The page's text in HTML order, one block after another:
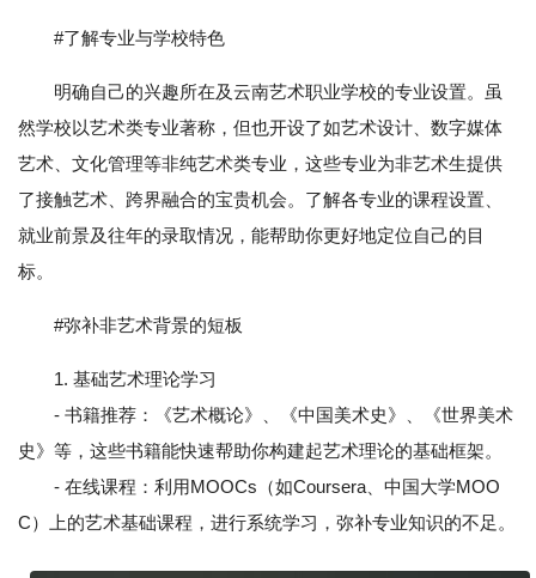
#了解专业与学校特色
明确自己的兴趣所在及云南艺术职业学校的专业设置。虽
然学校以艺术类专业著称，但也开设了如艺术设计、数字媒体
艺术、文化管理等非纯艺术类专业，这些专业为非艺术生提供
了接触艺术、跨界融合的宝贵机会。了解各专业的课程设置、
就业前景及往年的录取情况，能帮助你更好地定位自己的目
标。
#弥补非艺术背景的短板
1. 基础艺术理论学习
- 书籍推荐：《艺术概论》、《中国美术史》、《世界美术
史》等，这些书籍能快速帮助你构建起艺术理论的基础框架。
- 在线课程：利用MOOCs（如Coursera、中国大学MOO
C）上的艺术基础课程，进行系统学习，弥补专业知识的不足。